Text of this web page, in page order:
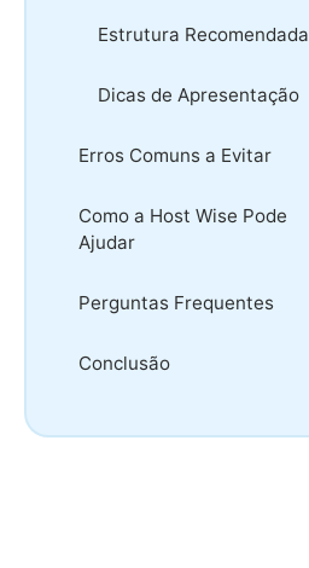
Estrutura Recomendada
Dicas de Apresentação
Erros Comuns a Evitar
Como a Host Wise Pode
Ajudar
Perguntas Frequentes
Conclusão